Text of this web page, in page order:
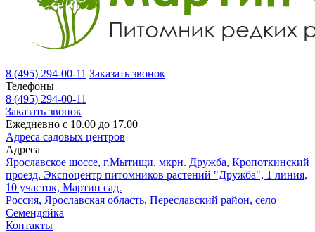
8 (495) 294-00-11 Заказать звонок
Телефоны
8 (495) 294-00-11
Заказать звонок
Ежедневно с 10.00 до 17.00
Адреса садовых центров
Адреса
Ярославское шоссе, г.Мытищи, мкрн. Дружба, Кропоткинский
проезд. Экспоцентр питомников растений "Дружба", 1 линия,
10 участок, Мартин сад.
Россия, Ярославская область, Переславский район, село
Семендяйка
Контакты